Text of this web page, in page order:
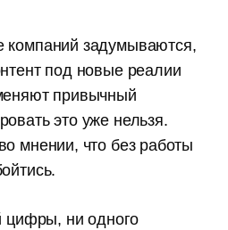
компаний задумываются,
под новые реалии
привычный
это уже нельзя.
мнении, что без работы
цифры, ни одного